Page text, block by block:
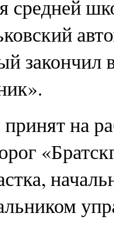
средней
закончил
на